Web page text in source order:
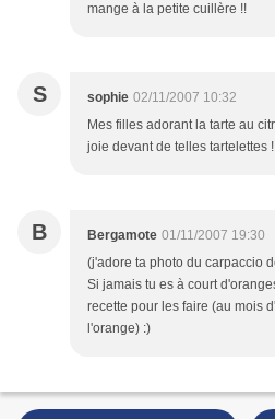
mange à la petite cuillère !!
S sophie 02/11/2007 10:32
Mes filles adorant la tarte au
joie devant de telles tartelettes
B Bergamote 01/11/2007 19:30
(j'adore ta photo du carpaccio
Si jamais tu es à court
recette pour les faire (au mois
l'orange) :)